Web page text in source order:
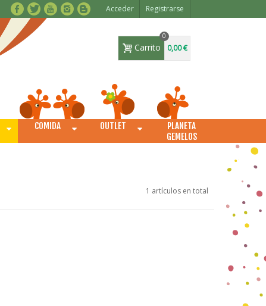
Acceder Registrarse
Carrito
0
0,00 €
COMIDA OUTLET
PLANETA
GEMELOS
1 artículos en total